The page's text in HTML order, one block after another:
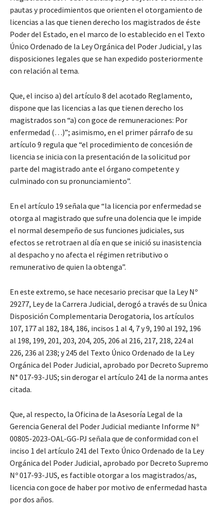
pautas y procedimientos que orienten el otorgamiento de
licencias a las que tienen derecho los magistrados de éste
Poder del Estado, en el marco de lo establecido en el Texto
Único Ordenado de la Ley Orgánica del Poder Judicial, y las
disposiciones legales que se han expedido posteriormente
con relación al tema.
Que, el inciso a) del artículo 8 del acotado Reglamento,
dispone que las licencias a las que tienen derecho los
magistrados son “a) con goce de remuneraciones: Por
enfermedad (…)”; asimismo, en el primer párrafo de su
artículo 9 regula que “el procedimiento de concesión de
licencia se inicia con la presentación de la solicitud por
parte del magistrado ante el órgano competente y
culminado con su pronunciamiento”.
En el artículo 19 señala que “la licencia por enfermedad se
otorga al magistrado que sufre una dolencia que le impide
el normal desempeño de sus funciones judiciales, sus
efectos se retrotraen al día en que se inició su inasistencia
al despacho y no afecta el régimen retributivo o
remunerativo de quien la obtenga”.
En este extremo, se hace necesario precisar que la Ley Nº
29277, Ley de la Carrera Judicial, derogó a través de su Única
Disposición Complementaria Derogatoria, los artículos
107, 177 al 182, 184, 186, incisos 1 al 4, 7 y 9, 190 al 192, 196
al 198, 199, 201, 203, 204, 205, 206 al 216, 217, 218, 224 al
226, 236 al 238; y 245 del Texto Único Ordenado de la Ley
Orgánica del Poder Judicial, aprobado por Decreto Supremo
N° 017-93-JUS; sin derogar el artículo 241 de la norma antes
citada.
Que, al respecto, la Oficina de la Asesoría Legal de la
Gerencia General del Poder Judicial mediante Informe Nº
00805-2023-OAL-GG-PJ señala que de conformidad con el
inciso 1 del artículo 241 del Texto Único Ordenado de la Ley
Orgánica del Poder Judicial, aprobado por Decreto Supremo
Nº 017-93-JUS, es factible otorgar a los magistrados/as,
licencia con goce de haber por motivo de enfermedad hasta
por dos años.